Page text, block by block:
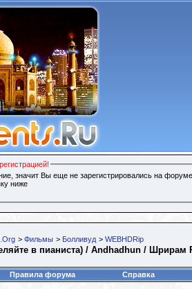
значит Вы еще не зарегистрировались на
ниже
> Фильмы > Болливуд > WEBHDRip
в пианиста) / Andhadhun / Шрирам
Правила форума Справка